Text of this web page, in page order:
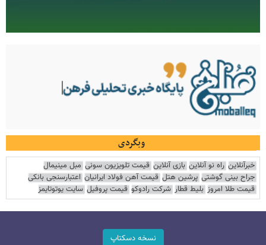
وبگردی
خبرآنلاین راه نو آنلاین بازی آنلاین قیمت تلویزیون سونی مبل مینیمال
جراح بینی گوشتی پرشین هتل قیمت آهن فولاد ایرانیان اعتبارسنجی بانکی
قیمت طلا امروز بلیط قطار شرکت رادوکو قیمت پروفیل سایت یوتوتایمز
نسخه دسکتاپ